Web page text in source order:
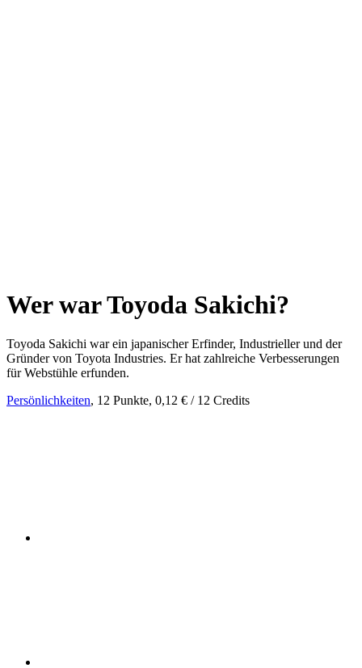
Wer war Toyoda Sakichi?
Toyoda Sakichi war ein japanischer Erfinder, Industrieller und der
Gründer von Toyota Industries. Er hat zahlreiche Verbesserungen
für Webstühle erfunden.
Persönlichkeiten, 12 Punkte, 0,12 € / 12 Credits